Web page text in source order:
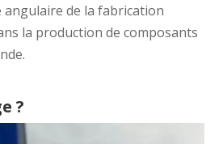
de la fabrication
la production de composants
?